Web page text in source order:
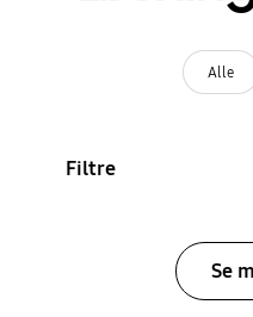
Alle
Filtre
Se